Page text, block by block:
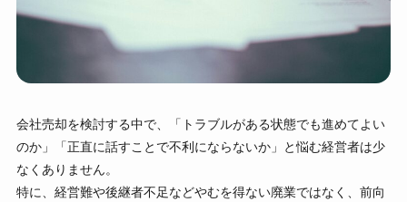
会社売却を検討する中で、「トラブルがある状態でも進めてよい
のか」「正直に話すことで不利にならないか」と悩む経営者は少
なくありません。
特に、経営難や後継者不足などやむを得ない廃業ではなく、前向